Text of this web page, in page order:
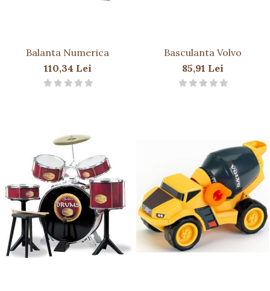
Balanta Numerica
110,34 Lei
Basculanta Volvo
85,91 Lei